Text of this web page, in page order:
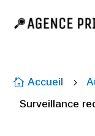
 Accueil 5
Surveillance